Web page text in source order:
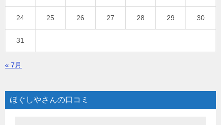
24 25 26 27 28 29 30
31
« 7月
ほぐしやさんの口コミ